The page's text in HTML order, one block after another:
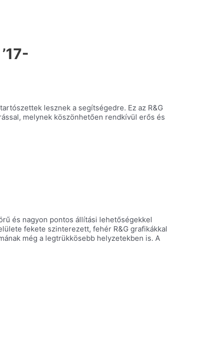
lesznek a segítségedre. Ez az R&G
melynek köszönhetően rendkívül erős és
és nagyon pontos állítási lehetőségekkel
fekete szinterezett, fehér R&G grafikákkal
még a legtrükkösebb helyzetekben is. A